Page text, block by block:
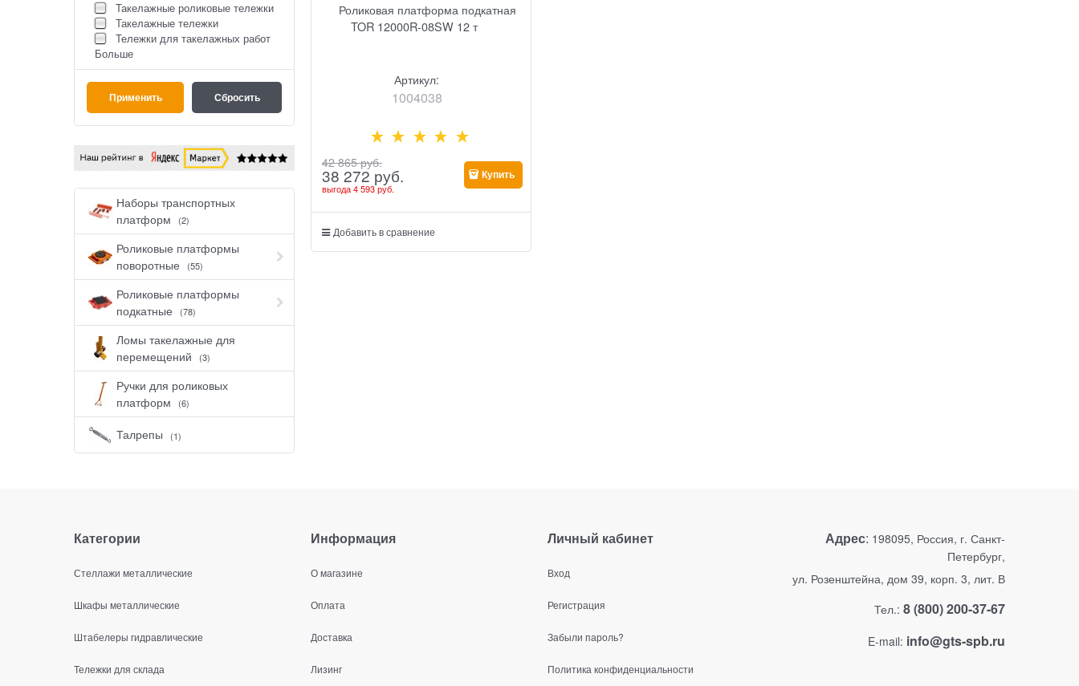
Наборы транспортных
платформ
(2)
Роликовые платформы
поворотные
(55)
Роликовые платформы
подкатные
(78)
Ломы такелажные для
перемещений
(3)
Ручки для роликовых
платформ
(6)
Талрепы (1)
Такелажные роликовые тележки
Такелажные тележки
Тележки для такелажных работ
Больше
Роликовая платформа подкатная
TOR 12000R-08SW 12 т
Артикул:
1004038
42 865 руб.
38 272 руб.
выгода4 593 руб.
Купить
Добавить в сравнение
Категории
Стеллажи металлические
Шкафы металлические
Штабелеры гидравлические
Тележки для склада
Информация
О магазине
Оплата
Доставка
Лизинг
Личный кабинет
Вход
Регистрация
Забыли пароль?
Политика конфиденциальности
Адрес: 198095, Россия, г. Санкт-
Петербург,
ул. Розенштейна, дом 39, корп. 3, лит. В
Тел.: 8 (800) 200-37-67
E-mail: info@gts-spb.ru